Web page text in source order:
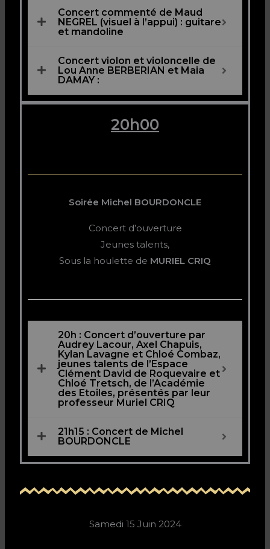
Concert commenté de Maud
NEGREL (visuel à l’appui) : guitare
et mandoline
Concert violon et violoncelle de
Lou Anne BERBERIAN et Maia
DAMAY :
20h00
Soirée Michel BOURDONCLE
Concert d’ouverture
Jeunes talents,
Sous la houlette de MURIEL CRIQ
20h : Concert d’ouverture par
Audrey Lacour, Axel Chapuis,
Kylan Lavagne et Chloé Combaz,
jeunes talents de l’Espace
Clément David de Roquevaire et
Chloé Tretsch, de l’Académie
des Etoiles, présentés par leur
professeur Muriel CRIQ
21h15 : Concert de Michel
BOURDONCLE
Samedi 15 Juin 2024